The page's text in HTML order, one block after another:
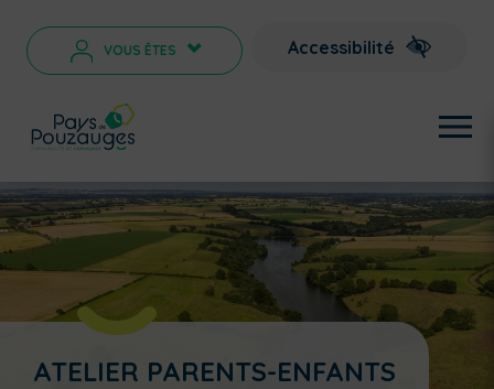
VOUS ÊTES > Accessibilité
ATELIER PARENTS-ENFANTS